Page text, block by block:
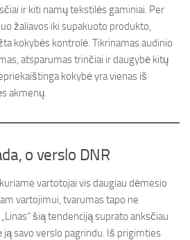
ir kiti namų tekstilės gaminiai. Per
žaliavos iki supakuoto produkto,
kokybės kontrolė. Tikrinamas audinio
atsparumas trinčiai ir daugybė kitų
kokybė yra vienas iš
akmenų.
o verslo DNR
vartotojai vis daugiau dėmesio
vartojimui, tvarumas tapo ne
šią tendenciją suprato anksčiau
ją savo verslo pagrindu. Iš prigimties